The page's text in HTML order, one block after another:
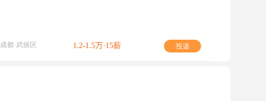
成都·武侯区 1.2-1.5万·15薪 投递